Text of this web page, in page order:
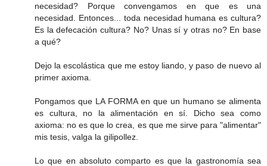
necesidad? Porque convengamos en que es una
necesidad. Entonces... toda necesidad humana es cultura?
Es la defecación cultura? No? Unas sí y otras no? En base
a qué?
Dejo la escolástica que me estoy liando, y paso de nuevo al
primer axioma.
Pongamos que LA FORMA en que un humano se alimenta
es cultura, no la alimentación en sí. Dicho sea como
axioma: no es que lo crea, es que me sirve para "alimentar"
mis tesis, valga la gilipollez.
Lo que en absoluto comparto es que la gastronomía sea